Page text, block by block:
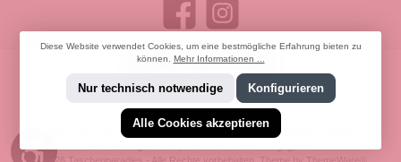
Bestellung widerrufen
* Alle Preise inkl. gesetzl. Mehrwertsteuer zzgl. Versandkosten
Diese Website verwendet Cookies, um eine bestmögliche Erfahrung bieten zu
können. Mehr Informationen ...
Nur technisch notwendige Konfigurieren
Alle Cookies akzeptieren